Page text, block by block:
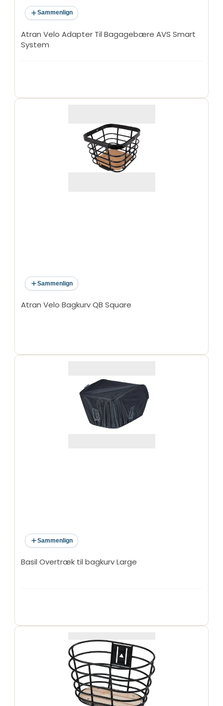
Sammenlign
Atran Velo Adapter Til Bagagebære AVS Smart
System
Sammenlign
Atran Velo Bagkurv QB Square
Sammenlign
Basil Overtræk til bagkurv Large